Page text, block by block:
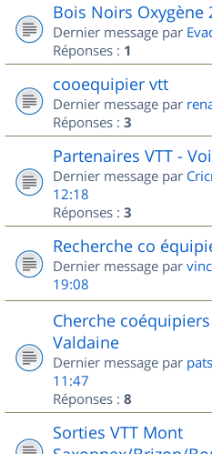
Bois Noirs Oxygène
Dernier message par
Réponses : 1
cooequipier vtt
Dernier message par
Réponses : 3
Partenaires VTT -
Dernier message par
12:18
Réponses : 3
Recherche co
Dernier message par
19:08
Cherche
Valdaine
Dernier message par
11:47
Réponses : 8
Sorties VTT Mont